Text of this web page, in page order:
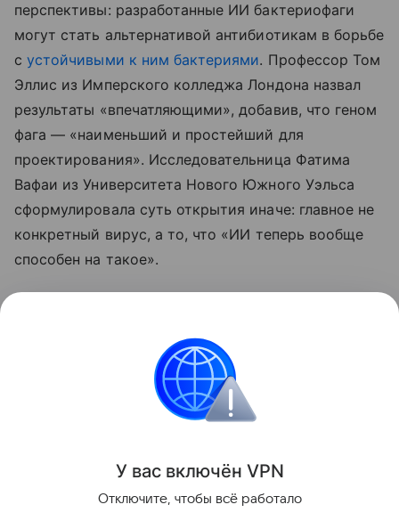
перспективы: разработанные ИИ бактериофаги
могут стать альтернативой антибиотикам в борьбе
сустойчивыми к ним бактериями. Профессор Том
Эллис из Имперского колледжа Лондона назвал
результаты «впечатляющими», добавив, что геном
фага — «наименьший и простейший для
проектирования». Исследовательница Фатима
Вафаи из Университета Нового Южного Уэльса
сформулировала суть открытия иначе: главное не
конкретный вирус, а то, что «ИИ теперь вообще
способен на такое».
это открывает для синтетической биологии.
Искусственный интеллект
Поделиться
У вас включён VPN
Отключите, чтобы всё работало